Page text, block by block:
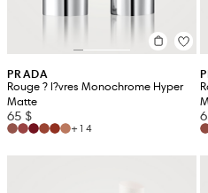
PRADA
Rouge ? l?vres Monochrome Hyper
Matte
65 $
+14